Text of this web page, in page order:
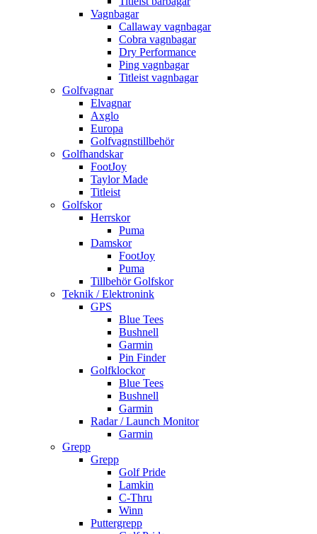
Vagnbagar
Callaway vagnbagar
Cobra vagnbagar
Dry Performance
Ping vagnbagar
Titleist vagnbagar
Golfvagnar
Elvagnar
Axglo
Europa
Golfvagnstillbehör
Golfhandskar
FootJoy
Taylor Made
Titleist
Golfskor
Herrskor
Puma
Damskor
FootJoy
Puma
Tillbehör Golfskor
Teknik / Elektronink
GPS
Blue Tees
Bushnell
Garmin
Pin Finder
Golfklockor
Blue Tees
Bushnell
Garmin
Radar / Launch Monitor
Garmin
Grepp
Grepp
Golf Pride
Lamkin
C-Thru
Winn
Puttergrepp